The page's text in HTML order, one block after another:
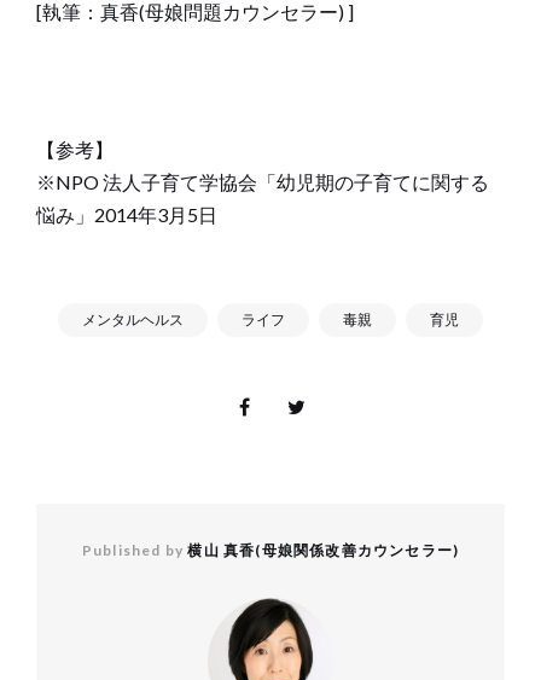
[執筆：真香(母娘問題カウンセラー) ]
【参考】
※NPO 法人子育て学協会「幼児期の子育てに関する
悩み」2014年3月5日
メンタルヘルス ライフ 毒親 育児
Published by 横山 真香(母娘関係改善カウンセラー)